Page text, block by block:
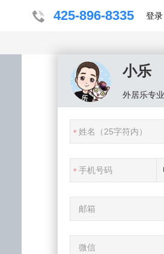
425-896-8335 登录
小乐
外居乐专